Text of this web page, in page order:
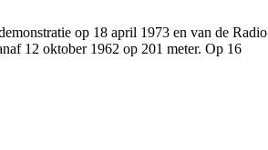
op 18 april 1973 en van de Radio
12 oktober 1962 op 201 meter. Op 16